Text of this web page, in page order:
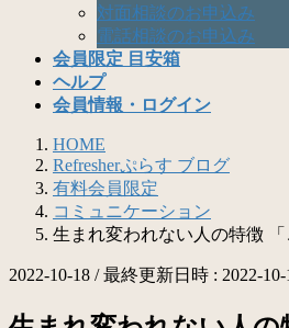
対面相談のお申込み
電話相談のお申込み
会員限定 目安箱
ヘルプ
会員情報・ログイン
HOME
Refresherぷらす ブログ
有料会員限定
コミュニケーション
生まれ変われない人の特徴 「
2022-10-18 / 最終更新日時 : 2022-10-